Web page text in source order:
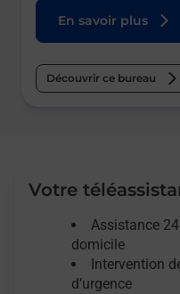
En savoir plus
Découvrir ce bureau
Votre
Assistance
domicile
Intervention
d’urgence